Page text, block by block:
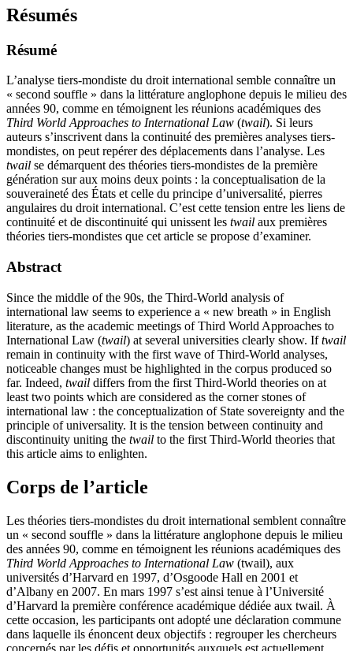
Résumés
Résumé
L’analyse tiers-mondiste du droit international semble connaître un
« second souffle » dans la littérature anglophone depuis le milieu des
années 90, comme en témoignent les réunions académiques des
Third World Approaches to International Law (twail). Si leurs
auteurs s’inscrivent dans la continuité des premières analyses tiers-
mondistes, on peut repérer des déplacements dans l’analyse. Les
twail se démarquent des théories tiers-mondistes de la première
génération sur aux moins deux points : la conceptualisation de la
souveraineté des États et celle du principe d’universalité, pierres
angulaires du droit international. C’est cette tension entre les liens de
continuité et de discontinuité qui unissent les twail aux premières
théories tiers-mondistes que cet article se propose d’examiner.
Abstract
Since the middle of the 90s, the Third-World analysis of
international law seems to experience a « new breath » in English
literature, as the academic meetings of Third World Approaches to
International Law (twail) at several universities clearly show. Iftwail
remain in continuity with the first wave of Third-World analyses,
noticeable changes must be highlighted in the corpus produced so
far. Indeed, twail differs from the first Third-World theories on at
least two points which are considered as the corner stones of
international law : the conceptualization of State sovereignty and the
principle of universality. It is the tension between continuity and
discontinuity uniting the twail to the first Third-World theories that
this article aims to enlighten.
Corps de l’article
Les théories tiers-mondistes du droit international semblent connaître
un « second souffle » dans la littérature anglophone depuis le milieu
des années 90, comme en témoignent les réunions académiques des
Third World Approaches to International Law (twail), aux
universités d’Harvard en 1997, d’Osgoode Hall en 2001 et
d’Albany en 2007. En mars 1997 s’est ainsi tenue à l’Université
d’Harvard la première conférence académique dédiée aux twail. À
cette occasion, les participants ont adopté une déclaration commune
dans laquelle ils énoncent deux objectifs : regrouper les chercheurs
concernés par les défis et opportunités auxquels est actuellement